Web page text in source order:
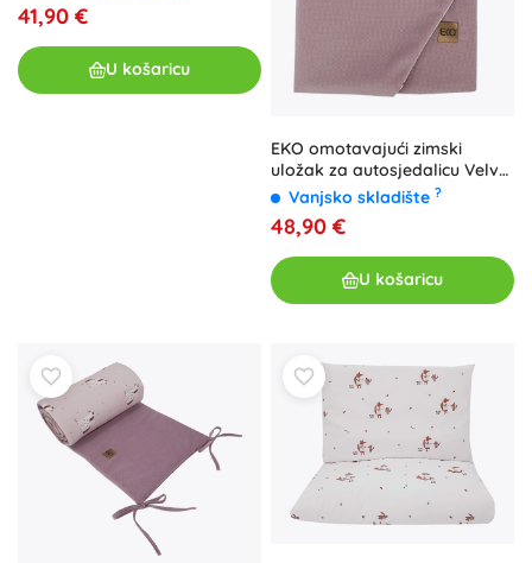
41,90 €
U košaricu
EKO omotavajući zimski
uložak za autosjedalicu Velvet
Unicorn, ružičasti, 110 × 100 cm
Vanjsko skladište ?
48,90 €
U košaricu